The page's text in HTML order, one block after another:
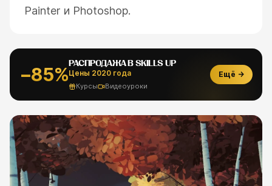
Painter и Photoshop.
−85%
РАСПРОДАЖА В SKILLS UP
Цены 2020 года
Курсы Видеоуроки
Ещё →